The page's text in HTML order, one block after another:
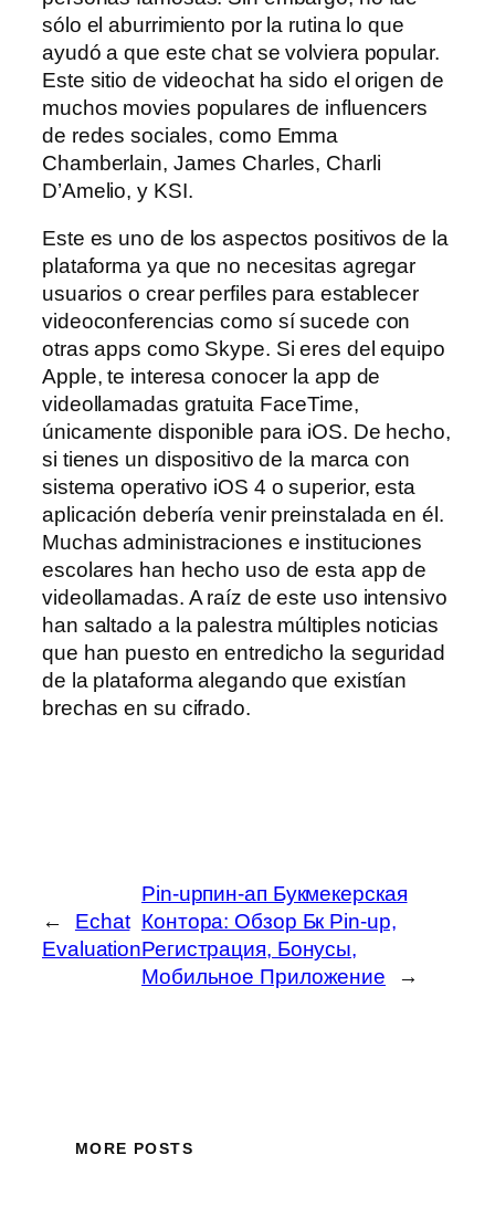
sólo el aburrimiento por la rutina lo que
ayudó a que este chat se volviera popular.
Este sitio de videochat ha sido el origen de
muchos movies populares de influencers
de redes sociales, como Emma
Chamberlain, James Charles, Charli
D’Amelio, y KSI.
Este es uno de los aspectos positivos de la
plataforma ya que no necesitas agregar
usuarios o crear perfiles para establecer
videoconferencias como sí sucede con
otras apps como Skype. Si eres del equipo
Apple, te interesa conocer la app de
videollamadas gratuita FaceTime,
únicamente disponible para iOS. De hecho,
si tienes un dispositivo de la marca con
sistema operativo iOS 4 o superior, esta
aplicación debería venir preinstalada en él.
Muchas administraciones e instituciones
escolares han hecho uso de esta app de
videollamadas. A raíz de este uso intensivo
han saltado a la palestra múltiples noticias
que han puesto en entredicho la seguridad
de la plataforma alegando que existían
brechas en su cifrado.
←
Echat
Evaluation
Pin-upпин-ап Букмекерская
Контора: Обзор Бк Pin-up,
Регистрация, Бонусы,
Мобильное Приложение
→
MORE POSTS